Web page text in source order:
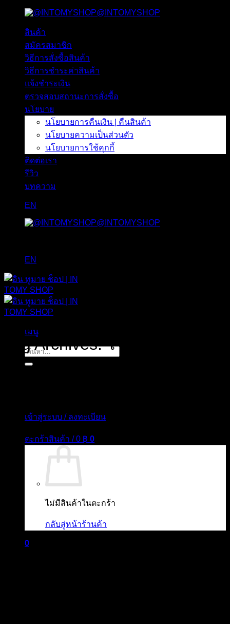
เนื้อหา
@INTOMYSHOP
สินค้า
สมัครสมาชิก
วิธีการสั่งซื้อสินค้า
วิธีการชำระค่าสินค้า
แจ้งชำระเงิน
ตรวจสอบสถานะการสั่งซื้อ
นโยบาย
นโยบายการคืนเงิน | คืนสินค้า
นโยบายความเป็นส่วนตัว
นโยบายการใช้คุกกี้
ติดต่อเรา
รีวิว
บทความ
EN
@INTOMYSHOP
EN
เมนู
ค้นหา:
เข้าสู่ระบบ / ลงทะเบียน
ตะกร้าสินค้า /0 ฿ 0
ไม่มีสินค้าในตะกร้า
กลับสู่หน้าร้านค้า
0
Tag Archives:ไวรัสโคโรนา